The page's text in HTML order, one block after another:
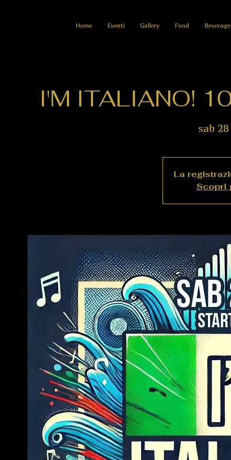
Home Eventi Gallery Food Beverage
I'M ITALIANO!
sab
La
Scopri